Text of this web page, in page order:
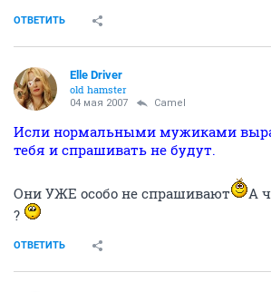
ОТВЕТИТЬ
Elle Driver
old hamster
04 мая 2007 Camel
Исли нормальными мужиками
тебя и спрашивать не будут.
Они УЖЕ особо не спрашивают
А
?
ОТВЕТИТЬ